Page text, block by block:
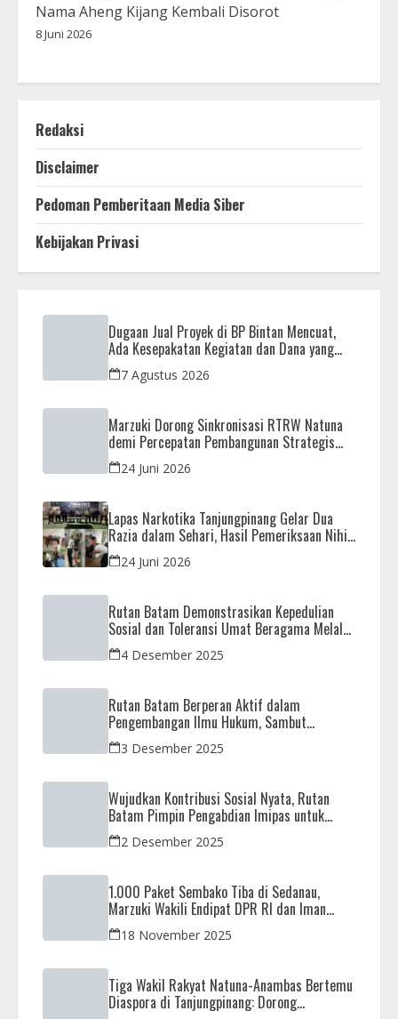
Nama Aheng Kijang Kembali Disorot
8 Juni 2026
Redaksi
Disclaimer
Pedoman Pemberitaan Media Siber
Kebijakan Privasi
Dugaan Jual Proyek di BP Bintan Mencuat,
Ada Kesepakatan Kegiatan dan Dana yang
Dikembalikan
7 Agustus 2026
Marzuki Dorong Sinkronisasi RTRW Natuna
demi Percepatan Pembangunan Strategis
Daerah24 Juni 2026
Lapas Narkotika Tanjungpinang Gelar Dua
Razia dalam Sehari, Hasil Pemeriksaan Nihil
Barang Terlarang
24 Juni 2026
Rutan Batam Demonstrasikan Kepedulian
Sosial dan Toleransi Umat Beragama Melalui
Doa Bersama Korban Bencana
4 Desember 2025
Rutan Batam Berperan Aktif dalam
Pengembangan Ilmu Hukum, Sambut
Kunjungan Observasi Mahasiswa UIB
3 Desember 2025
Wujudkan Kontribusi Sosial Nyata, Rutan
Batam Pimpin Pengabdian Imipas untuk
Negeri di Masjid Syahrom Ba’dawi
2 Desember 2025
1.000 Paket Sembako Tiba di Sedanau,
Marzuki Wakili Endipat DPR RI dan Iman
Sutiawan Kawal Reses di Natuna
18 November 2025
Tiga Wakil Rakyat Natuna-Anambas Bertemu
Diaspora di Tanjungpinang: Dorong